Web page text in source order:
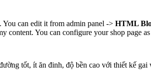
can edit it from admin panel -> HTML
content. You can configure your shop page
tốt, ít ăn đinh, độ bền cao với thiết kế